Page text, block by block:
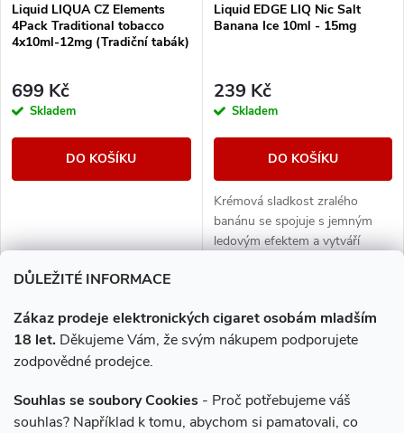
DŮLEŽITÉ INFORMACE
Zákaz prodeje elektronických cigaret osobám mladším
18 let. Děkujeme Vám, že svým nákupem podporujete
zodpovědné prodejce.
Souhlas se soubory Cookies - Proč potřebujeme váš
souhlas? Například k tomu, abychom si pamatovali, co
Liquid LIQUA CZ Elements
4Pack Traditional tobacco
4x10ml-12mg (Tradiční tabák)
699 Kč
Skladem
DO KOŠÍKU
Liquid EDGE LIQ Nic Salt
Banana Ice 10ml - 15mg
239 Kč
Skladem
DO KOŠÍKU
Krémová sladkost zralého
banánu se spojuje s jemným
ledovým efektem a vytváří
249 Kč
–4 %
735 Kč